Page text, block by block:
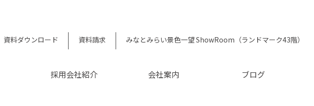
資料ダウンロード 資料請求 みなとみらい景色一望 ShowRoom（ランドマーク43階）
採用会社紹介 会社案内 ブログ